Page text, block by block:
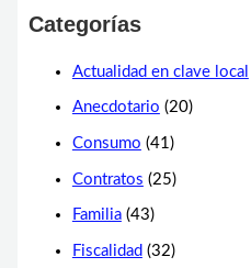
Categorías
Actualidad en clave local
Anecdotario (20)
Consumo (41)
Contratos (25)
Familia(43)
Fiscalidad (32)